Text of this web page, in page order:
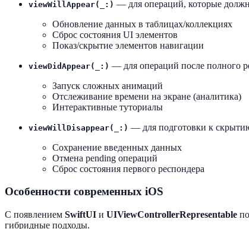
viewWillAppear(_:) — для операций, которые
Обновление данных в таблицах/коллекциях
Сброс состояния UI элементов
Показ/скрытие элементов навигации
viewDidAppear(_:) — для операций после полного
Запуск сложных анимаций
Отслеживание времени на экране (аналитика)
Интерактивные туториалы
viewWillDisappear(_:) — для подготовки к
Сохранение введенных данных
Отмена pending операций
Сброс состояния первого респондера
Особенности современных iOS
С появлением SwiftUI и UIViewControllerRepresentable
гибридные подходы.